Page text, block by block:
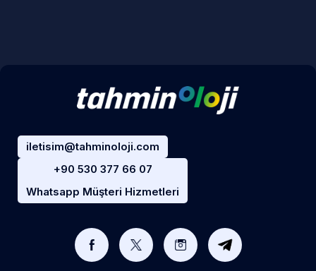
iletisim@tahminoloji.com
+90 530 377 66 07
Whatsapp Müşteri Hizmetleri